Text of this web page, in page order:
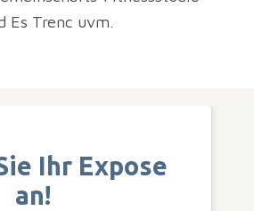
Es Trenc uvm.
Ihr Expose
an!